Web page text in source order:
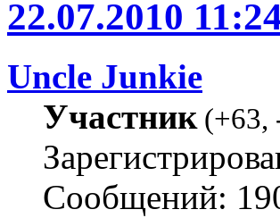
22.07.2010
Uncle Junkie
Участник(+63,
Сообщений: